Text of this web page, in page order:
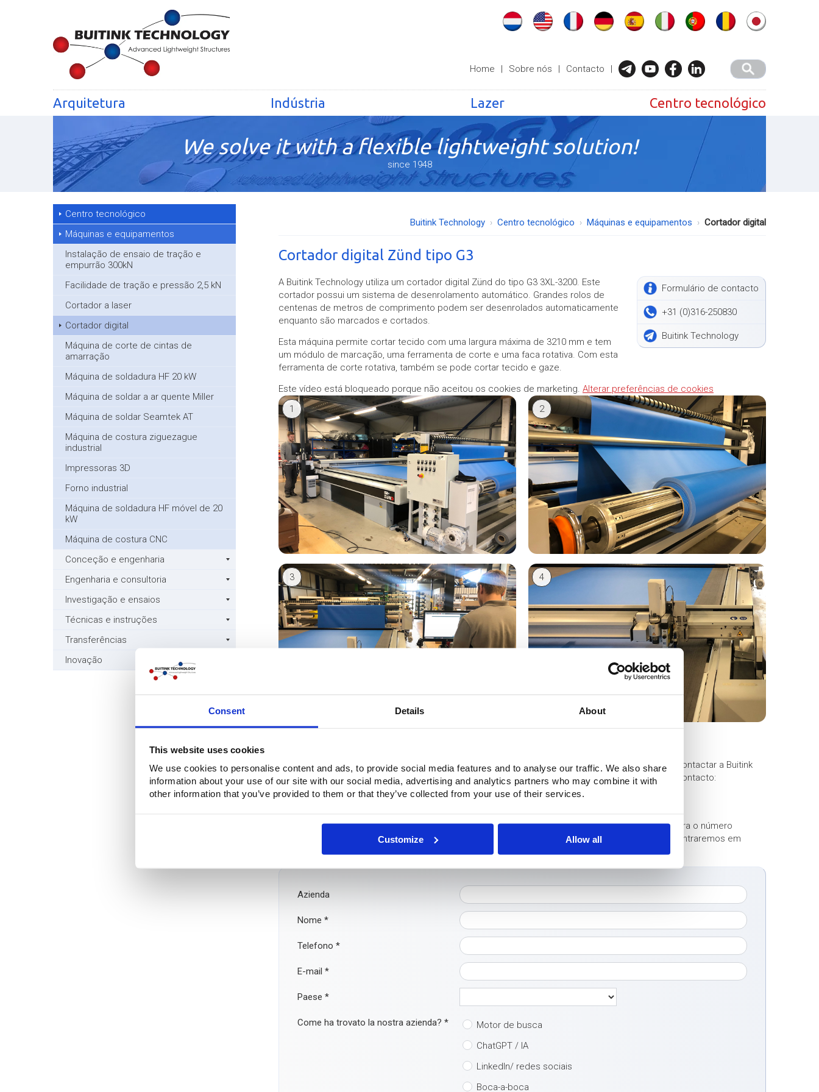
Consent Details About
This website uses cookies
We use cookies to personalise content and ads, to provide social media features and to analyse our traffic. We also share
information about your use of our site with our social media, advertising and analytics partners who may combine it with
other information that you’ve provided to them or that they’ve collected from your use of their services.
Customize Allow all
Home | Sobre nós | Contacto |
Arquitetura Indústria Lazer Centro tecnológico
We solve it with a flexible lightweight solution!
since 1948
Centro tecnológico
Máquinas e equipamentos
Instalação de ensaio de tração e
empurrão 300kN
Facilidade de tração e pressão 2,5 kN
Cortador a laser
Cortador digital
Máquina de corte de cintas de
amarração
Máquina de soldadura HF 20 kW
Máquina de soldar a ar quente Miller
Máquina de soldar Seamtek AT
Máquina de costura ziguezague
industrial
Impressoras 3D
Forno industrial
Máquina de soldadura HF móvel de 20
kW
Máquina de costura CNC
Conceção e engenharia
Engenharia e consultoria
Investigação e ensaios
Técnicas e instruções
Transferências
Inovação
Buitink Technology Centro tecnológico Máquinas e equipamentos Cortador digital
Cortador digital Zünd tipo G3
Formulário de contacto
+31 (0)316-250830
Buitink Technology
A Buitink Technology utiliza um cortador digital Zünd do tipo G3 3XL-3200. Este
cortador possui um sistema de desenrolamento automático. Grandes rolos de
centenas de metros de comprimento podem ser desenrolados automaticamente
enquanto são marcados e cortados.
Esta máquina permite cortar tecido com uma largura máxima de 3210 mm e tem
um módulo de marcação, uma ferramenta de corte e uma faca rotativa. Com esta
ferramenta de corte rotativa, também se pode cortar tecido e gaze.
Este vídeo está bloqueado porque não aceitou os cookies de marketing. Alterar preferências de cookies
1
2
3 4
A Buitink Technology é uma empresa de recursos com ideias originais e produtos engenhosos. Contactar a Buitink
Technology: +31 316 25 08 30, e-mail:sales@buitink-technology.comou deixe os seus dados de contacto:
Tem perguntas ou pretende obter mais informações? Não hesite em contactar-nos. Ligue-nos para o número
. Mas ainda mais fácil: preencha diretamente o formulário de contacto abaixo. Entraremos em
contacto consigo o mais rapidamente possível!
Azienda
Nome *
Telefono *
E-mail *
Paese *
Come ha trovato la nostra azienda? *
Motor de busca
ChatGPT / IA
LinkedIn/ redes sociais
Boca-a-boca